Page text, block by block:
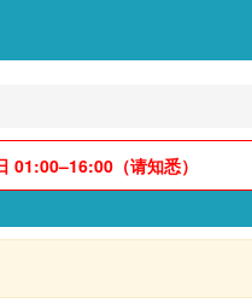
01:00–16:00（请知悉）